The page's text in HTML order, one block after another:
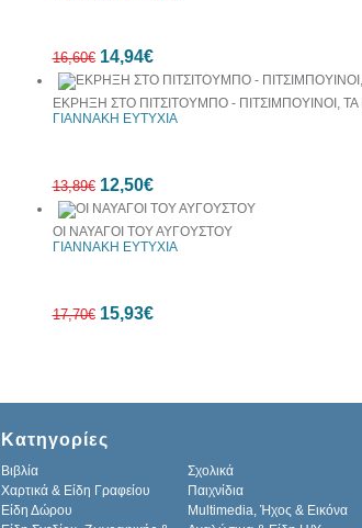
16,60€ 14,94€
ΕΚΡΗΞΗ ΣΤΟ ΠΙΤΣΙΤΟΥΜΠΟ - ΠΙΤΣΙΜΠΟΥΙΝΟΙ,
ΓΙΑΝΝΑΚΗ ΕΥΤΥΧΙΑ
13,89€ 12,50€
ΟΙ ΝΑΥΑΓΟΙ ΤΟΥ ΑΥΓΟΥΣΤΟΥ
ΓΙΑΝΝΑΚΗ ΕΥΤΥΧΙΑ
17,70€ 15,93€
Κατηγορίες
Βιβλία
Σχολικά
Χαρτικά & Είδη Γραφείου
Παιχνίδια
Είδη Δώρου
Multimedia, Ήχος & Εικόνα